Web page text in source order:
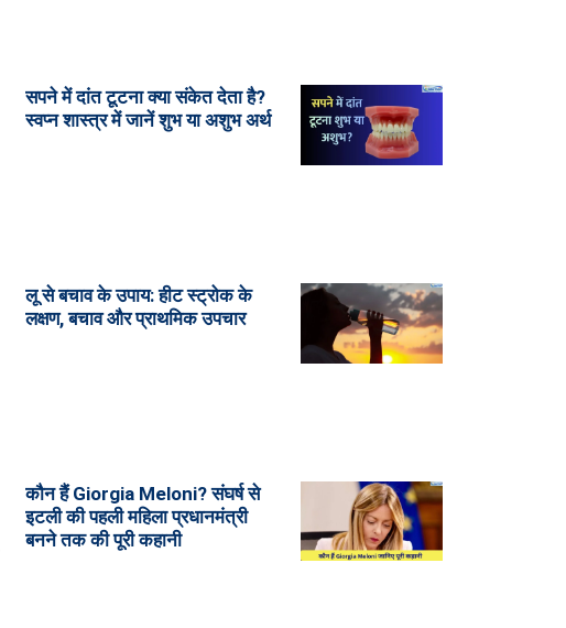
सपने में दांत टूटना क्या संकेत देता है?
स्वप्न शास्त्र में जानें शुभ या अशुभ अर्थ
लू से बचाव के उपाय: हीट स्ट्रोक के
लक्षण, बचाव और प्राथमिक उपचार
कौन हैं Giorgia Meloni? संघर्ष से
इटली की पहली महिला प्रधानमंत्री
बनने तक की पूरी कहानी